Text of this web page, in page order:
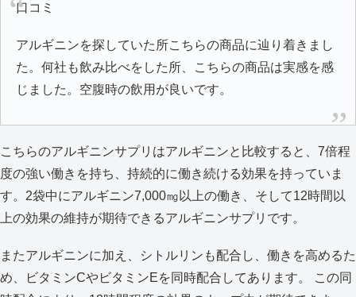
口コミ
アルギニンを探していた所こちらの商品に辿り着きまし
た。何社も飲み比べをした所、こちらの商品は実感を感
じました。空腹時の飲用が良いです。
こちらのアルギニンサプリはアルギニンと比較すると、7倍程
度の強い働きを持ち、持続的に働き続ける効果を持っていま
す。2袋中にアルギニン7,000㎎以上の働き、そして12時間以
上の効果の維持が期待できるアルギニンサプリです。
またアルギニンに加え、シトルリンも配合し、働きを高めるた
め、ビタミンCやビタミンEを同時配合してあります。 この同